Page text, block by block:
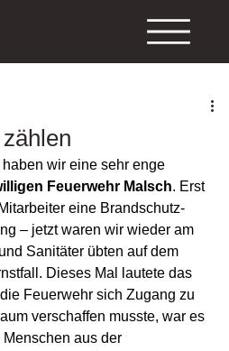
wir eine sehr enge
Feuerwehr Malsch. Erst
eine Brandschutz-
– jetzt waren wir wieder am
Sanitäter übten auf dem
Dieses Mal lautete das
Feuerwehr sich Zugang zu
verschaffen musste, war es
aus der